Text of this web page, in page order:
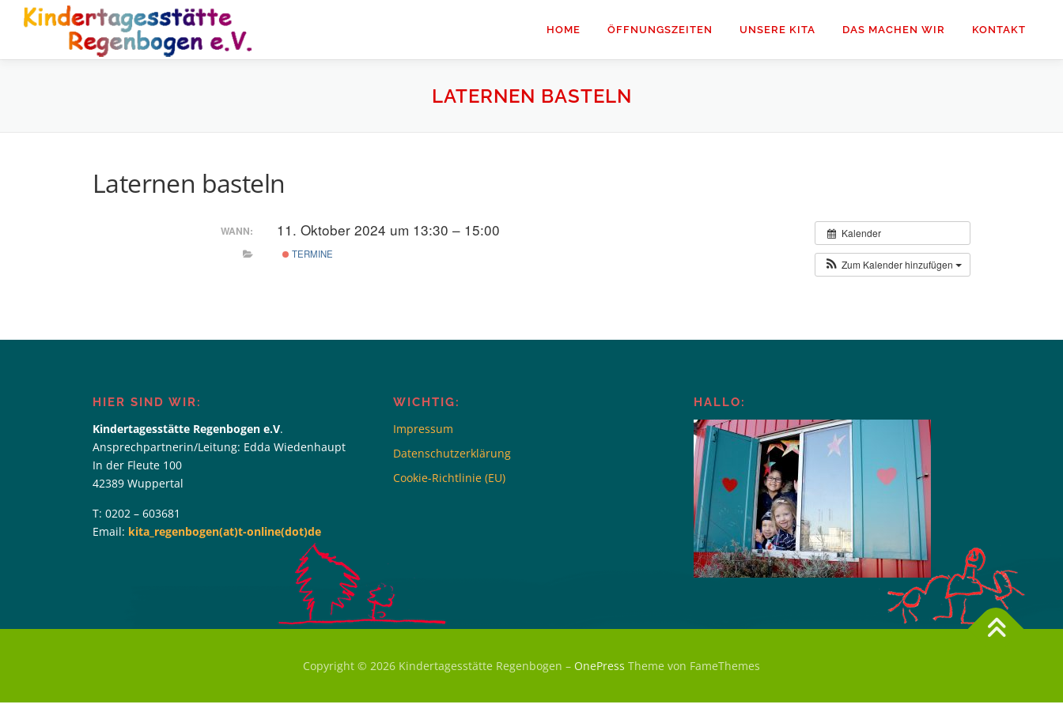
Inhalt
HOME ÖFFNUNGSZEITEN UNSERE KITA DAS MACHEN WIR KONTAKT
LATERNEN BASTELN
Laternen basteln
Kalender
Zum Kalender hinzufügen
WANN: 11. Oktober 2024 um 13:30 – 15:00
TERMINE
HIER SIND WIR:
Kindertagesstätte Regenbogen e.V.
Ansprechpartnerin/Leitung: Edda Wiedenhaupt
In der Fleute 100
42389 Wuppertal
T: 0202 – 603681
Email: kita_regenbogen(at)t-online(dot)de
WICHTIG:
Impressum
Datenschutzerklärung
Cookie-Richtlinie (EU)
HALLO:
Copyright © 2026 Kindertagesstätte Regenbogen – OnePress Theme von FameThemes